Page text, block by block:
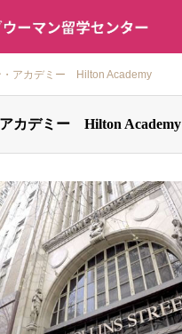
・アカデミー Hilton Academy
カデミー Hilton Academy